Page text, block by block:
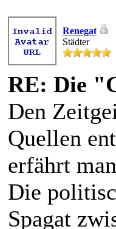
Renegat
Städter
RE: Die
Den
Quellen
erfährt
Die
Spagat